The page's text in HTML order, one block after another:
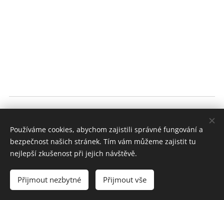
GDPR
Dokumenty ke stažení Cookies
Používáme cookies, abychom zajistili správné fungování a
bezpečnost našich stránek. Tím vám můžeme zajistit tu
nejlepší zkušenost při jejich návštěvě.
Přijmout nezbytné Přijmout vše